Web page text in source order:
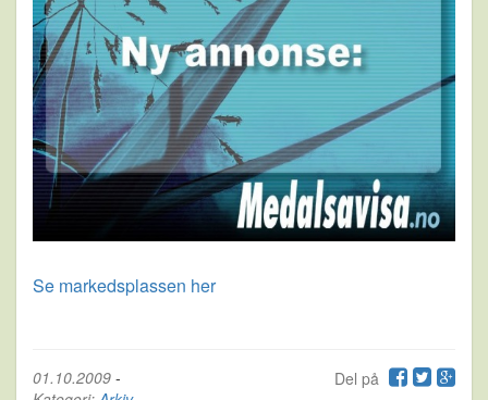
Se markedsplassen her
Del på
01.10.2009 -